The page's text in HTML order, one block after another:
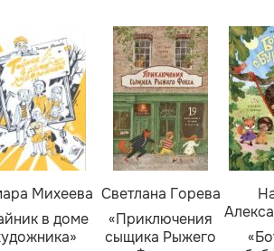
Михеева
в доме
Светлана Горева
«Приключения
сыщика Рыжего